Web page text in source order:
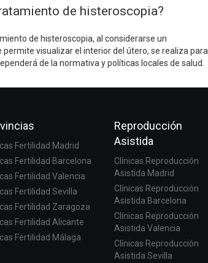
de histeroscopia?
de histeroscopia, al considerarse un
visualizar el interior del útero, se realiza para
de la normativa y políticas locales de salud.
Fertilidad Madrid
Fertilidad Barcelona
Fertilidad Valencia
Fertilidad Sevilla
Fertilidad Zaragoza
Fertilidad Alicante
Fertilidad Málaga
Reproducción
Asistida
Clínicas Reproducción
Asistida Madrid
Clínicas Reproducción
Asistida Barcelona
Clínicas Reproducción
Asistida Valencia
Clínicas Reproducción
Asistida Sevilla